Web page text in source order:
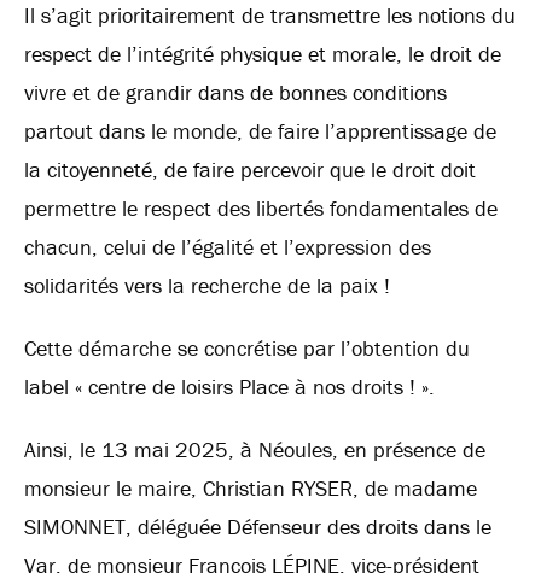
Il s’agit prioritairement de transmettre les notions du
respect de l’intégrité physique et morale, le droit de
vivre et de grandir dans de bonnes conditions
partout dans le monde, de faire l’apprentissage de
la citoyenneté, de faire percevoir que le droit doit
permettre le respect des libertés fondamentales de
chacun, celui de l’égalité et l’expression des
solidarités vers la recherche de la paix !
Cette démarche se concrétise par l’obtention du
label « centre de loisirs Place à nos droits ! ».
Ainsi, le 13 mai 2025, à Néoules, en présence de
monsieur le maire, Christian RYSER, de madame
SIMONNET, déléguée Défenseur des droits dans le
Var, de monsieur François LÉPINE, vice-président